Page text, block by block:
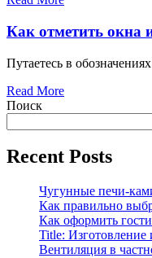
Как отметить окна
Путаетесь в
Read More
Поиск
Recent Posts
Чугунные печи-
Как правильно
Как оформить
Title:
Вентиляция в